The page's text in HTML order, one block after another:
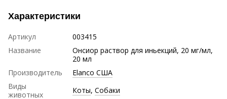
Характеристики
Артикул
003415
Название
Онсиор раствор для иньекций, 20 мг/мл,
20 мл
Производитель
Elanco США
Виды
животных
Коты, Собаки